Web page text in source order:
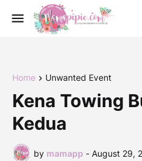
Home Unwanted Event
Kena Towing
Kedua
by mamapp - August 29,